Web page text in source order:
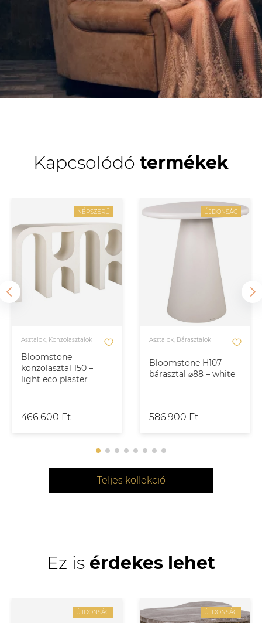
Kapcsolódó termékek
NÉPSZERŰ
Bloomstone
konzolasztal 150 –
light eco plaster
Asztalok, Konzolasztalok
466.600 Ft
ÚJDONSÁG
Bloomstone H107
bárasztal ⌀88 – white
Asztalok, Bárasztalok
586.900 Ft
Teljes kollekció
Ez is érdekes lehet
ÚJDONSÁG ÚJDONSÁG